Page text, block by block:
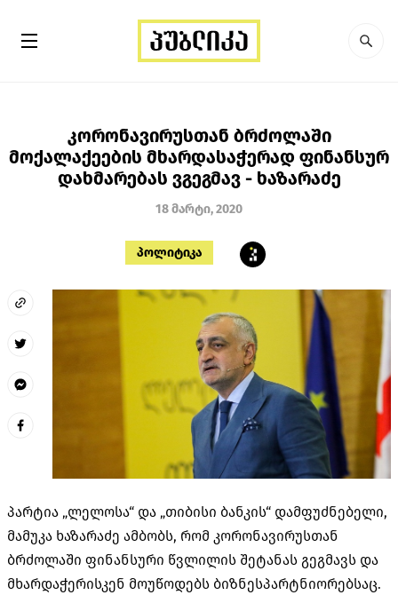
კორონავირუსთან ბრძოლაში
მოქალაქეების მხარდასაჭერად ფინანსურ
დახმარებას ვგეგმავ - ხაზარაძე
18 მარტი, 2020
პოლიტიკა
პარტია „ლელოსა“ და „თიბისი ბანკის“ დამფუძნებელი,
მამუკა ხაზარაძე ამბობს, რომ კორონავირუსთან
ბრძოლაში ფინანსური წვლილის შეტანას გეგმავს და
მხარდაჭერისკენ მოუწოდებს ბიზნესპარტნიორებსაც.